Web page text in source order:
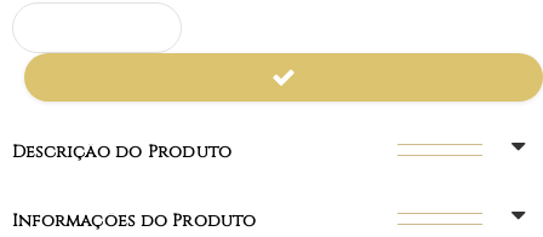
Descrição do Produto
Informações do Produto